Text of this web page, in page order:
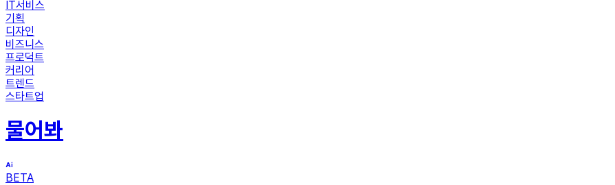
IT서비스
기획
디자인
비즈니스
프로덕트
커리어
트렌드
스타트업
물어봐
BETA